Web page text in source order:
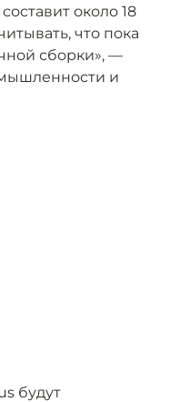
около 18
что пока
сборки», —
и
будут